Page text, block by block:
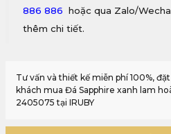
886 886 hoặc qua Zalo/
thêm chi tiết.
Tư vấn và thiết kế miễn phí 100%,
khách mua Đá Sapphire xanh lam
2405075 tại IRUBY